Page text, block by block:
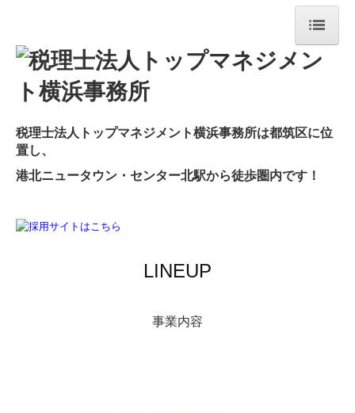
ホーム
企業情報
事業内容
お問い合せ
税理士法人トップマネジメント横浜事務所は都筑区に位
置し、
港北ニュータウン・センター北駅から徒歩圏内です！
LINEUP
事業内容